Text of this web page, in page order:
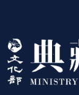
:::